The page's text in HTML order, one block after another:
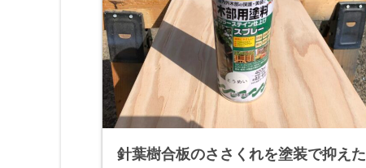
針葉樹合板のささくれを塗装で抑えた